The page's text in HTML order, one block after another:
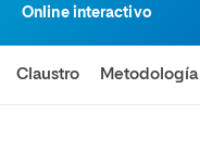
Online interactivo
Claustro Metodología